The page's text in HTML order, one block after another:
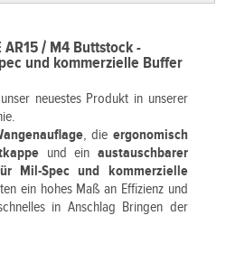
AR15 / M4 Buttstock -
und kommerzielle Buffer
neuestes Produkt in unserer
, die ergonomisch
und ein austauschbarer
Mil-Spec und kommerzielle
ein hohes Maß an Effizienz und
in Anschlag Bringen der